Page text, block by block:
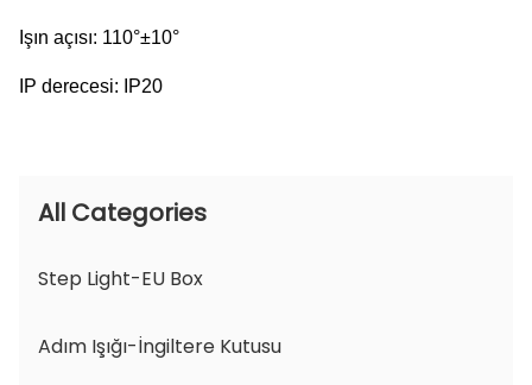
Işın açısı: 110°±10°
IP derecesi: IP20
All Categories
Step Light-EU Box
Adım Işığı-İngiltere Kutusu